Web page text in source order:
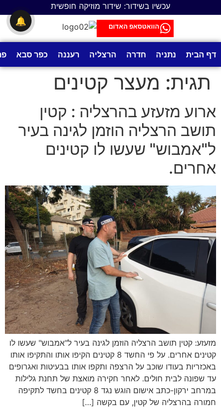
עכשיו בשידור: שידור מוזיקה חופשית
הוואטסאפ האדום
דף הבית נתניה חדרה הרצליה רעננה כפר סבא
תגית: מעצר קטינים
ארוע מזעזע בהרצליה : קטין
תושב הרצליה הוזמן לגינה בעיר
ל"אמבוש" שעשו לו קטינים
אחרים.
מזעזע: קטין תושב הרצליה הוזמן לגינה בעיר ל"אמבוש" שעשו לו
קטינים אחרים. על פי החשד 8 קטינים הקיפו אותו והתקיפו אותו
באכזריות בעודו שוכב על הרצפה ותקפו אותו בבעיטות ואגרופים
עד שפונה לבית חולים. לאחר חקירה מואצת של תחנת גלילות
במרחב ירקון-כתב אישום הוגש נגד 8 קטינים בחשד לתקיפה
חמורה בהרצליה של קטין, עם בקשה […]
🔔